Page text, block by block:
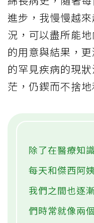
進步，我慢慢越
況，可以盡所能
的用意與結果，
的罕見疾病的現
茫，仍鍥而不捨
除了在醫療知
每天和傑西阿
我們之間也逐
們時常就像兩